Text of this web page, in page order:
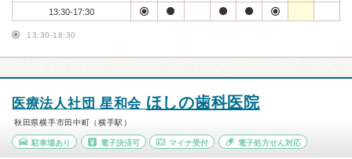
13:30-17:30
13:30-18:30
医療法人社団 星和会 ほしの歯科医院
秋田県横手市田中町（横手駅）
駐車場あり 電子決済可 マイナ受付 電子処方せん対応